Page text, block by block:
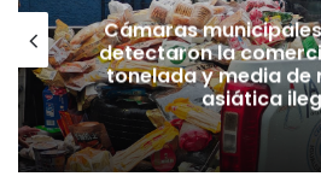
Cámaras
detectaron la
tonelada y media de
asiática